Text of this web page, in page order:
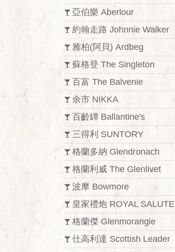
亞伯樂 Aberlour
約翰走路 Johnnie Walker
雅柏(阿貝) Ardbeg
蘇格登 The Singleton
百富 The Balvenie
余市 NIKKA
百齡罈 Ballantine's
三得利 SUNTORY
格蘭多納 Glendronach
格蘭利威 The Glenlivet
波摩 Bowmore
皇家禮炮 ROYAL SALUTE
格蘭傑 Glenmorangie
仕高利達 Scottish Leader